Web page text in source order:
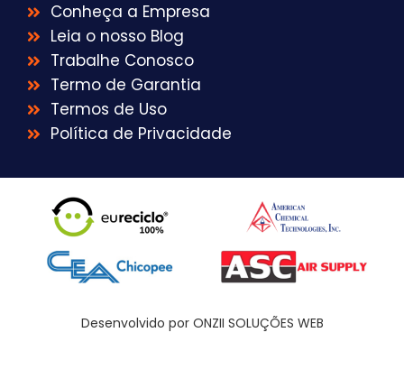
Conheça a Empresa
Leia o nosso Blog
Trabalhe Conosco
Termo de Garantia
Termos de Uso
Política de Privacidade
Desenvolvido por ONZII SOLUÇÕES WEB